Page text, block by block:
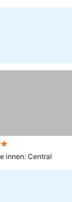
innen: Central